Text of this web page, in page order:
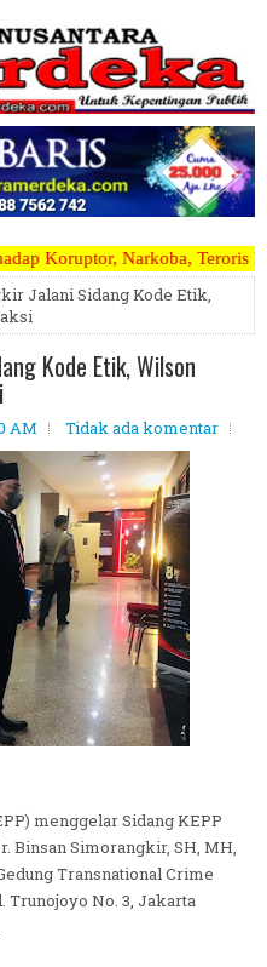
Musuh Rakyat
Jalani Sidang Kode Etik,
Kode Etik, Wilson
AM Tidak ada komentar
menggelar Sidang KEPP
Binsan Simorangkir, SH, MH,
Transnational Crime
Trunojoyo No. 3, Jakarta